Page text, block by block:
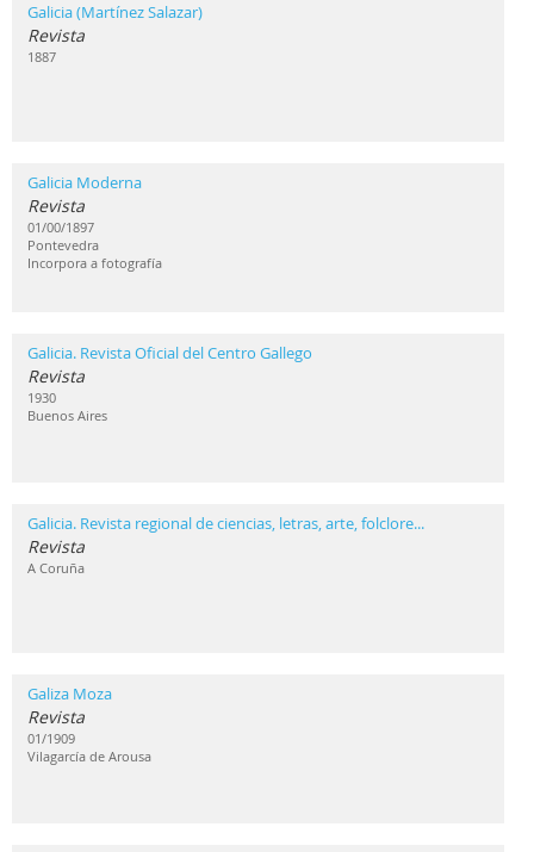
Galicia (Martínez Salazar)
Revista
1887
Galicia Moderna
Revista
01/00/1897
Pontevedra
Incorpora a fotografía
Galicia. Revista Oficial del Centro Gallego
Revista
1930
Buenos Aires
Galicia. Revista regional de ciencias, letras, arte, folclore...
Revista
A Coruña
Galiza Moza
Revista
01/1909
Vilagarcía de Arousa